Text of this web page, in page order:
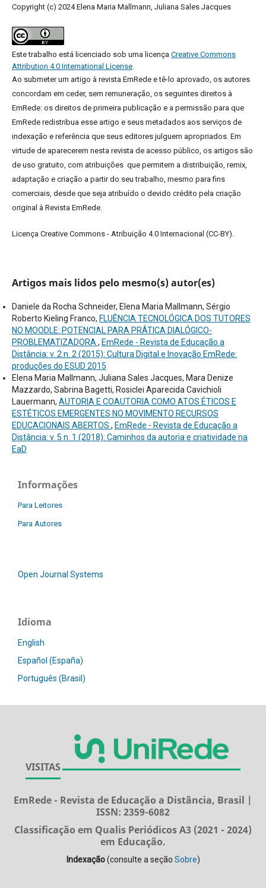
Copyright (c) 2024 Elena Maria Mallmann, Juliana Sales Jacques
Este trabalho está licenciado sob uma licença Creative Commons
Attribution 4.0 International License.
Ao submeter um artigo à revista EmRede e tê-lo aprovado, os autores
concordam em ceder, sem remuneração, os seguintes direitos à
EmRede: os direitos de primeira publicação e a permissão para que
EmRede redistribua esse artigo e seus metadados aos serviços de
indexação e referência que seus editores julguem apropriados. Em
virtude de aparecerem nesta revista de acesso público, os artigos são
de uso gratuito, com atribuições que permitem a distribuição, remix,
adaptação e criação a partir do seu trabalho, mesmo para fins
comerciais, desde que seja atribuído o devido crédito pela criação
original à Revista EmRede.
Licença Creative Commons - Atribuição 4.0 Internacional (CC-BY).
Artigos mais lidos pelo mesmo(s) autor(es)
Daniele da Rocha Schneider, Elena Maria Mallmann, Sérgio
Roberto Kieling Franco, FLUÊNCIA TECNOLÓGICA DOS TUTORES
NO MOODLE: POTENCIAL PARA PRÁTICA DIALÓGICO-
PROBLEMATIZADORA , EmRede - Revista de Educação a
Distância: v. 2 n. 2 (2015): Cultura Digital e Inovação EmRede:
produções do ESUD 2015
Elena Maria Mallmann, Juliana Sales Jacques, Mara Denize
Mazzardo, Sabrina Bagetti, Rosiclei Aparecida Cavichioli
Lauermann, AUTORIA E COAUTORIA COMO ATOS ÉTICOS E
ESTÉTICOS EMERGENTES NO MOVIMENTO RECURSOS
EDUCACIONAIS ABERTOS , EmRede - Revista de Educação a
Distância: v. 5 n. 1 (2018): Caminhos da autoria e criatividade na
EaD
Informações
Para Leitores
Para Autores
Open Journal Systems
Idioma
English
Español (España)
Português (Brasil)
VISITAS
EmRede - Revista de Educação a Distância, Brasil |
ISSN: 2359-6082
Classificação em Qualis Periódicos A3 (2021 - 2024)
em Educação.
Indexação(consulte a seção Sobre)